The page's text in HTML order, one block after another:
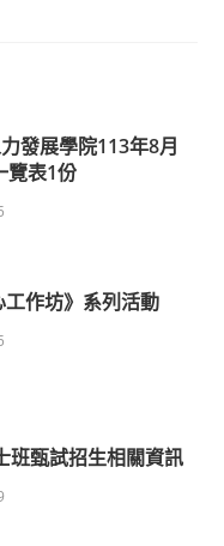
發展學院113年8月
覽表1份
作坊》系列活動
班甄試招生相關資訊